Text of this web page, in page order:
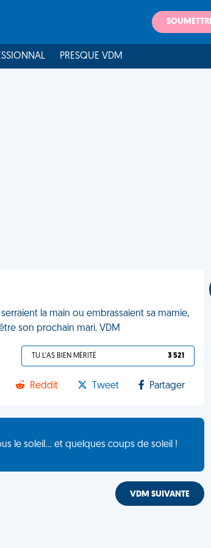
PRESQUE VDM
la main ou embrassaient sa mamie,
son prochain mari. VDM
TU L'AS BIEN MÉRITÉ 3 521
Reddit Tweet Partager
le soleil... et quelques coups de soleil !
VDM SUIVANTE